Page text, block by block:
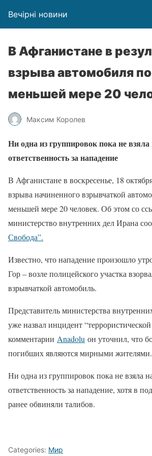
Вечірні новини
В Афганистане в
взрыва автомобиля
меньшей мере 20
Максим Королев
Ни одна из группировок пока не взяла
ответственность за нападение
В Афганистане в воскресенье, 18
взрыва начиненного взрывчаткой
меньшей мере 20 человек. Об этом со
министерство внутренних дел Ирана
Свобода”.
Известно, что нападение произошло
Гор – возле полицейского участка
взрывчаткой автомобиль.
Представитель министерства
уже назвал инцидент
комментарии Anadolu он уточнил, что
погибших являются мирными жителями.
Ни одна из группировок пока не взяла
ответственность за нападение, хотя в
ранее обвиняли талибов.
Categories: Мир